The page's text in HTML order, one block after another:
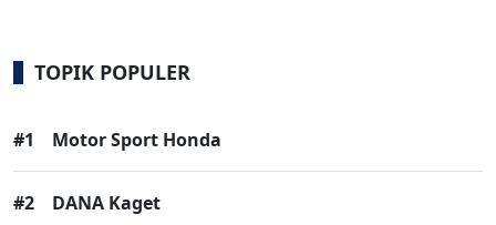
TOPIK POPULER
#1 Motor Sport Honda
#2 DANA Kaget